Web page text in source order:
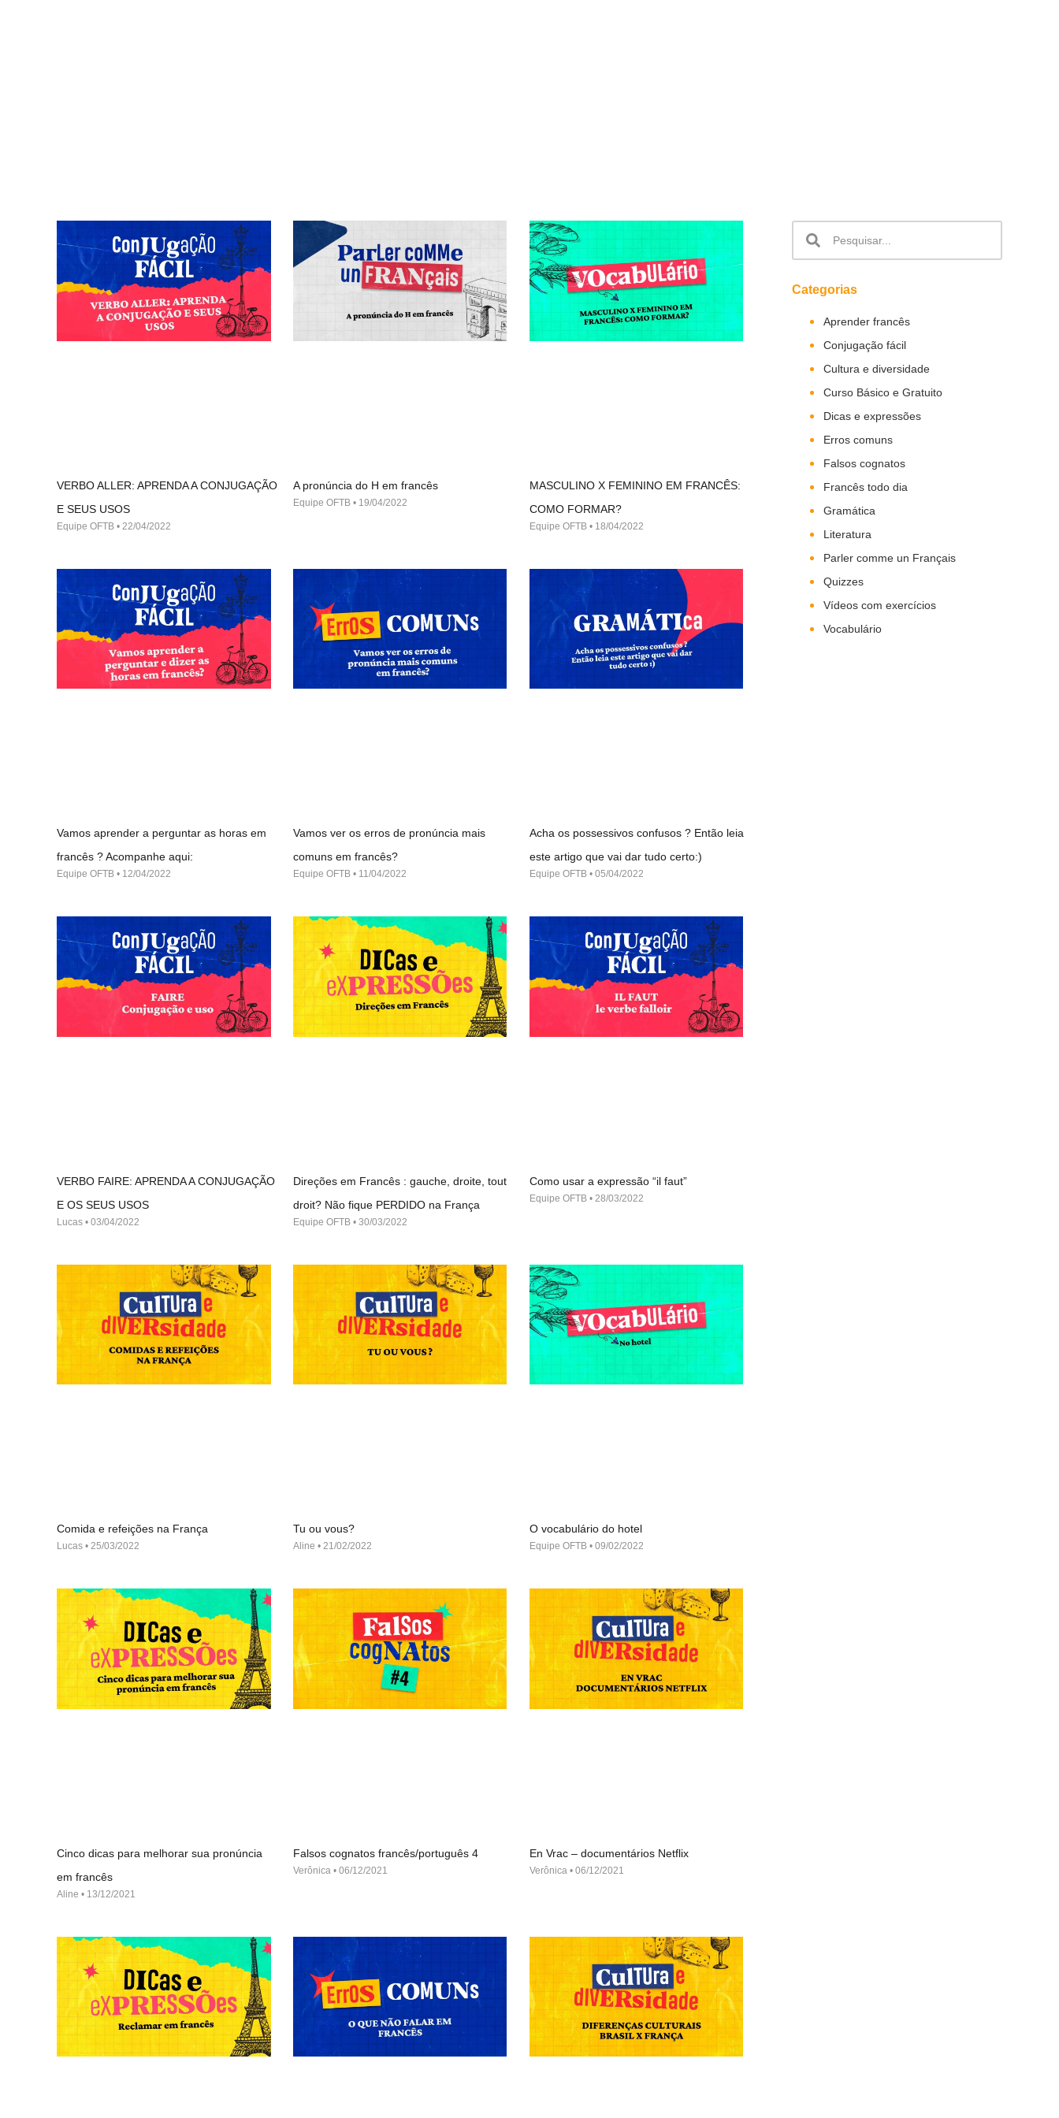
VERBO ALLER: APRENDA A CONJUGAÇÃO
E SEUS USOS
Equipe OFTB 22/04/2022
A pronúncia do H em francês
Equipe OFTB 19/04/2022
MASCULINO X FEMININO EM FRANCÊS:
COMO FORMAR?
Equipe OFTB 18/04/2022
Vamos aprender a perguntar as horas em
francês ? Acompanhe aqui:
Equipe OFTB 12/04/2022
Vamos ver os erros de pronúncia mais
comuns em francês?
Equipe OFTB 11/04/2022
Acha os possessivos confusos ? Então leia
este artigo que vai dar tudo certo:)
Equipe OFTB 05/04/2022
VERBO FAIRE: APRENDA A CONJUGAÇÃO
E OS SEUS USOS
Lucas 03/04/2022
Direções em Francês : gauche, droite, tout
droit? Não fique PERDIDO na França
Equipe OFTB 30/03/2022
Como usar a expressão “il faut”
Equipe OFTB 28/03/2022
Comida e refeições na França
Lucas 25/03/2022
Tu ou vous?
Aline 21/02/2022
O vocabulário do hotel
Equipe OFTB 09/02/2022
Cinco dicas para melhorar sua pronúncia
em francês
Aline 13/12/2021
Falsos cognatos francês/português 4
Verônica 06/12/2021
En Vrac – documentários Netflix
Verônica 06/12/2021
Categorias
Aprender francês
Conjugação fácil
Cultura e diversidade
Curso Básico e Gratuito
Dicas e expressões
Erros comuns
Falsos cognatos
Francês todo dia
Gramática
Literatura
Parler comme un Français
Quizzes
Vídeos com exercícios
Vocabulário